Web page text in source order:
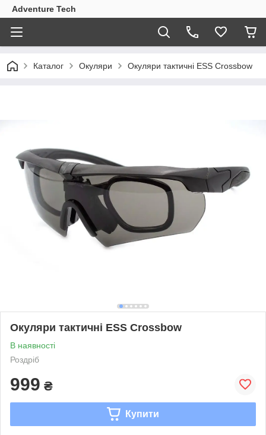
Adventure Tech
Каталог Окуляри Окуляри тактичні ESS Crossbow
Окуляри тактичні ESS Crossbow
В наявності
Роздріб
999 ₴
Купити